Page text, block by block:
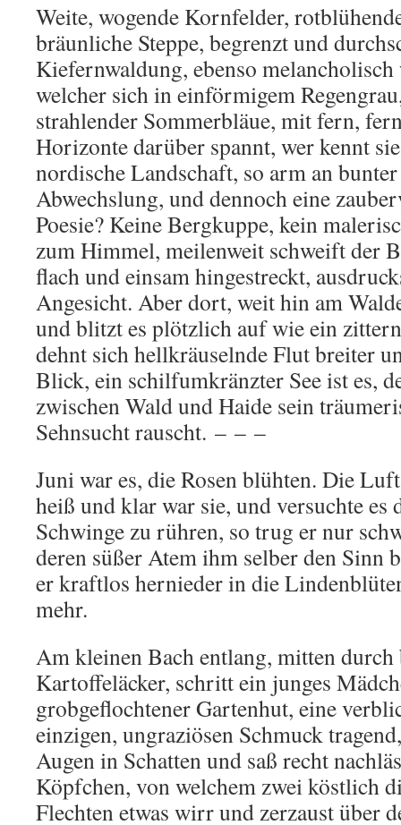
Weite, wogende Kornfelder,
bräunliche Steppe, begrenzt und
Kiefernwaldung, ebenso
welcher sich in einförmigem
strahlender Sommerbläue, mit fern,
Horizonte darüber spannt, wer kennt
nordische Landschaft, so arm an
Abwechslung, und dennoch eine
Poesie? Keine Bergkuppe, kein
zum Himmel, meilenweit schweift der
flach und einsam hingestreckt,
Angesicht. Aber dort, weit hin am
und blitzt es plötzlich auf wie ein
dehnt sich hellkräuselnde Flut breiter
Blick, ein schilfumkränzter See ist es,
zwischen Wald und Haide sein
Sehnsucht rauscht. – – –
Juni war es, die Rosen blühten. Die
heiß und klar war sie, und versuchte es
Schwinge zu rühren, so trug er nur
deren süßer Atem ihm selber den Sinn
er kraftlos hernieder in die
mehr.
Am kleinen Bach entlang, mitten
Kartoffeläcker, schritt ein junges
grobgeflochtener Gartenhut, eine
einzigen, ungraziösen Schmuck
Augen in Schatten und saß recht
Köpfchen, von welchem zwei köstlich
Flechten etwas wirr und zerzaust über